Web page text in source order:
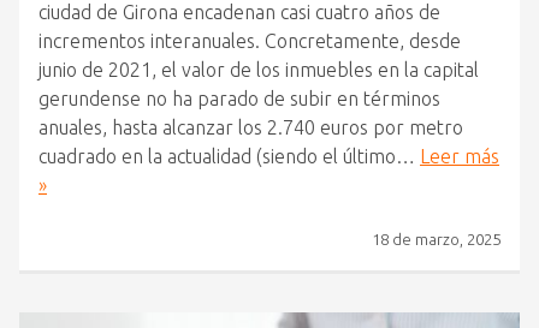
ciudad de Girona encadenan casi cuatro años de
incrementos interanuales. Concretamente, desde
junio de 2021, el valor de los inmuebles en la capital
gerundense no ha parado de subir en términos
anuales, hasta alcanzar los 2.740 euros por metro
cuadrado en la actualidad (siendo el último…
Leer más
»
18 de marzo, 2025